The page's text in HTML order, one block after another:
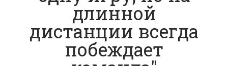
длинной
дистанции всегда
побеждает